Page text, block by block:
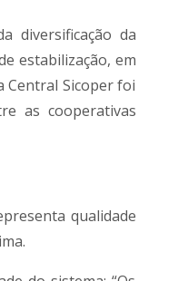
diversificação da
estabilização, em
Central Sicoper foi
as cooperativas
qualidade